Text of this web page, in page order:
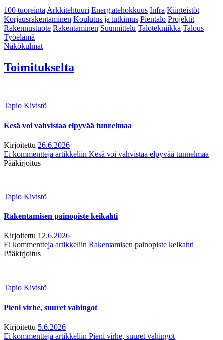
100 tuoreintaArkkitehtuuri Energiatehokkuus Infra Kiinteistöt
Korjausrakentaminen Koulutus ja tutkimus Pientalo Projektit
Rakennustuote Rakentaminen Suunnittelu Talotekniikka Talous
Työelämä
Näkökulmat
Toimitukselta
Tapio Kivistö
Kesä voi vahvistaa elpyvää tunnelmaa
Kirjoitettu 26.6.2026
Ei kommentteja artikkeliin Kesä voi vahvistaa elpyvää tunnelmaa
Pääkirjoitus
Tapio Kivistö
Rakentamisen painopiste keikahti
Kirjoitettu 12.6.2026
Ei kommentteja artikkeliin Rakentamisen painopiste keikahti
Pääkirjoitus
Tapio Kivistö
Pieni virhe, suuret vahingot
Kirjoitettu 5.6.2026
Ei kommentteja artikkeliin Pieni virhe, suuret vahingot